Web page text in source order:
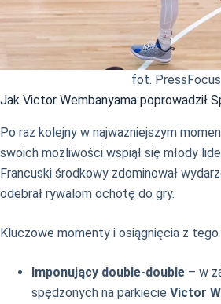
fot. PressFocus
Jak Victor Wembanyama poprowadził
Po raz kolejny w najważniejszym
swoich możliwości wspiął się młody
Francuski środkowy zdominował
odebrał rywalom ochotę do gry.
Kluczowe momenty i osiągnięcia z
Imponujący double-double – w
spędzonych na parkiecie Victor